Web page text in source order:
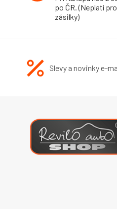
po ČR. (Neplatí
zásilky)
Slevy a novinky e-